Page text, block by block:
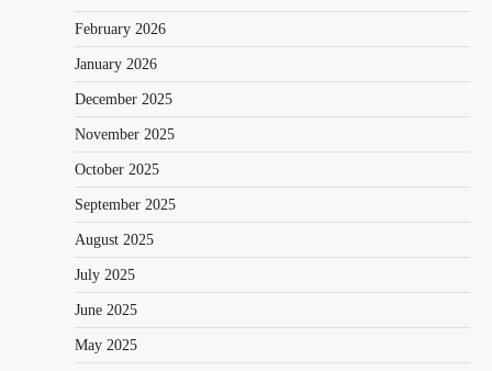
February 2026
January 2026
December 2025
November 2025
October 2025
September 2025
August 2025
July 2025
June 2025
May 2025